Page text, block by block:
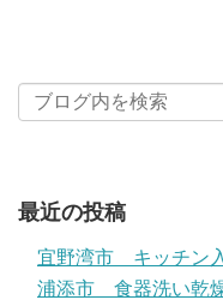
最近の投稿
宜野湾市 キッチン
浦添市 食器洗い乾